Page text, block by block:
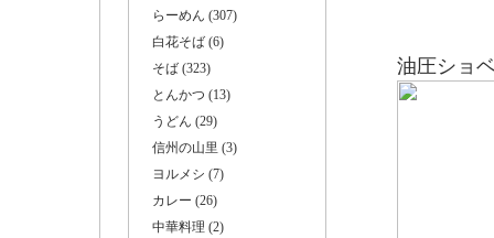
らーめん (307)
白花そば (6)
そば (323)
とんかつ (13)
うどん (29)
信州の山里 (3)
ヨルメシ (7)
カレー (26)
中華料理 (2)
油圧ショ